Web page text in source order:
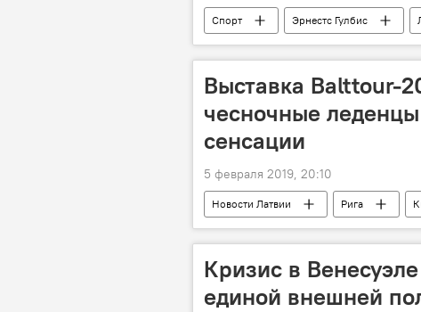
Спорт Эрнестс Гулбис
Выставка Balttour-
чесночные
сенсации
5 февраля 2019, 20:10
Новости Латвии Рига
Кризис в
единой внешней